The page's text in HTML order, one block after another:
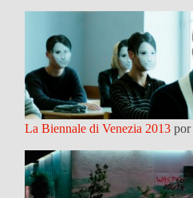
La Biennale di Venezia 2013 por